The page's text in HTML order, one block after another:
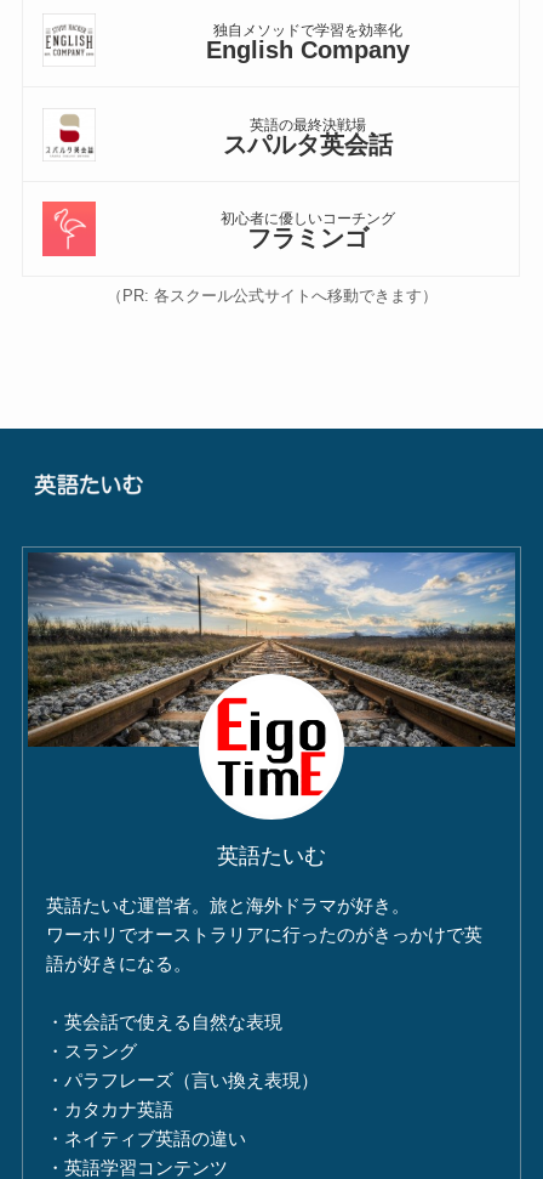
独自メソッドで学習を効率化
English Company
英語の最終決戦場
スパルタ英会話
初心者に優しいコーチング
フラミンゴ
（PR: 各スクール公式サイトへ移動できます）
英語たいむ
英語たいむ運営者。旅と海外ドラマが好き。
ワーホリでオーストラリアに行ったのがきっかけで英
語が好きになる。
・英会話で使える自然な表現
・スラング
・パラフレーズ（言い換え表現）
・カタカナ英語
・ネイティブ英語の違い
・英語学習コンテンツ